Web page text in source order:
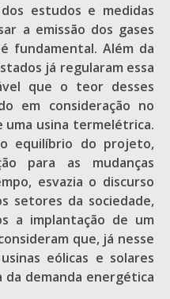
estudos e medidas
a emissão dos gases
fundamental. Além da
já regularam essa
que o teor desses
em consideração no
uma usina termelétrica.
equilíbrio do projeto,
para as mudanças
esvazia o discurso
setores da sociedade,
a implantação de um
que, já nesse
eólicas e solares
da demanda energética